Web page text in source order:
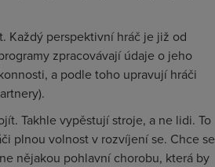
Každý perspektivní hráč je již od
zpracovávají údaje o jeho
a podle toho upravují hráči
Takhle vypěstují stroje, a ne lidi. To
plnou volnost v rozvíjení se. Chce se
nějakou pohlavní chorobu, která by